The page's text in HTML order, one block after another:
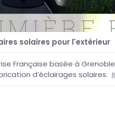
solaires pour l'extérieur
Française basée à
d’éclairages solaires.